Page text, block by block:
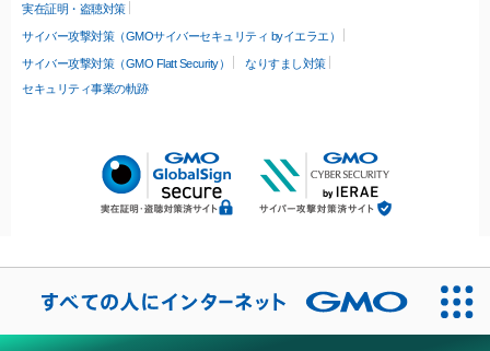
実在証明・盗聴対策
サイバー攻撃対策（GMOサイバーセキュリティ byイエラエ）
サイバー攻撃対策（GMO Flatt Security）
なりすまし対策
セキュリティ事業の軌跡